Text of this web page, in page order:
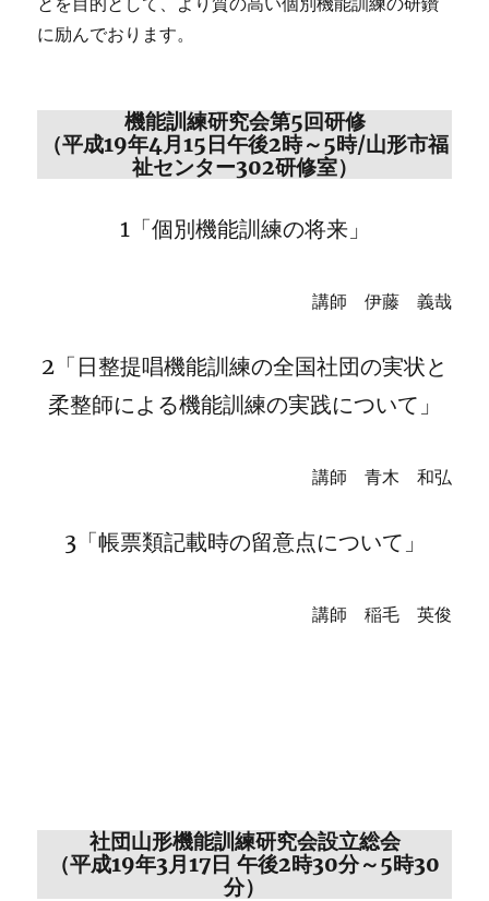
に励んでおります。
機能訓練研究会第5回研修
（平成19年4月15日午後2時～5時/山形市福
祉センター302研修室）
1「個別機能訓練の将来」
講師 伊藤 義哉
2「日整提唱機能訓練の全国社団の実状と
柔整師による機能訓練の実践について」
講師 青木 和弘
3「帳票類記載時の留意点について」
講師 稲毛 英俊
社団山形機能訓練研究会設立総会
（平成19年3月17日 午後2時30分～5時30
分）